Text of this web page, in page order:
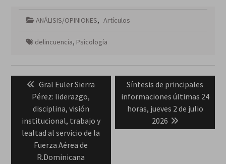
ANÁLISIS/OPINIONES, Artículos
delincuencia, Psicología
Navegación
entradas
Previous
post:
Gral Euler Sierra
Pérez: liderazgo,
disciplina, visión
institucional, trabajo y
lealtad al servicio de la
Fuerza Aérea de
R.Dominicana
Next
post:
Síntesis de principales
informaciones últimas 24
horas, jueves 2 de julio
2026